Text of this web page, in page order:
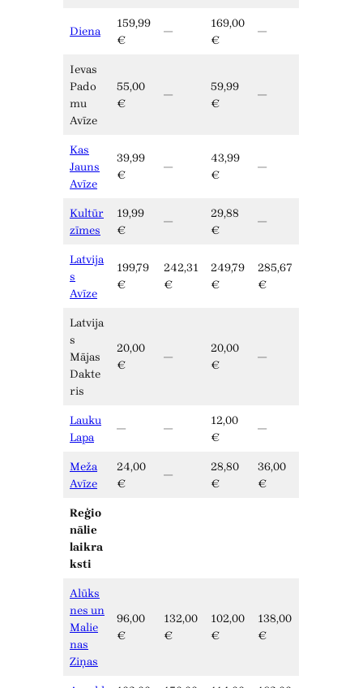
Diena
159,99
€
—
169,00
€
—
Ievas
Pado
mu
Avīze
55,00
€
—
59,99
€
—
Kas
Jauns
Avīze
39,99
€
—
43,99
€
—
Kultūr
zīmes
19,99
€
—
29,88
€
—
Latvija
s
Avīze
199,79
€
242,31
€
249,79
€
285,67
€
Latvija
s
Mājas
Dakte
ris
20,00
€
—
20,00
€
—
Lauku
Lapa
— —
12,00
€
—
Meža
Avīze
24,00
€
—
28,80
€
36,00
€
Reģio
nālie
laikra
ksti
Alūks
nes un
Malie
nas
Ziņas
96,00
€
132,00
€
102,00
€
138,00
€